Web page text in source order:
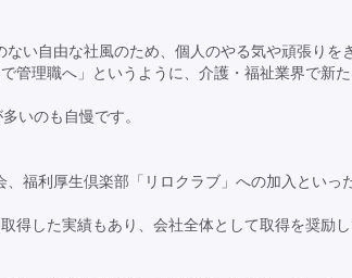
い自由な社風のため、個人のやる気や頑張りを
管理職へ」というように、介護・福祉業界で新
いのも自慢です。
福利厚生倶楽部「リロクラブ」への加入といっ
得した実績もあり、会社全体として取得を奨励し